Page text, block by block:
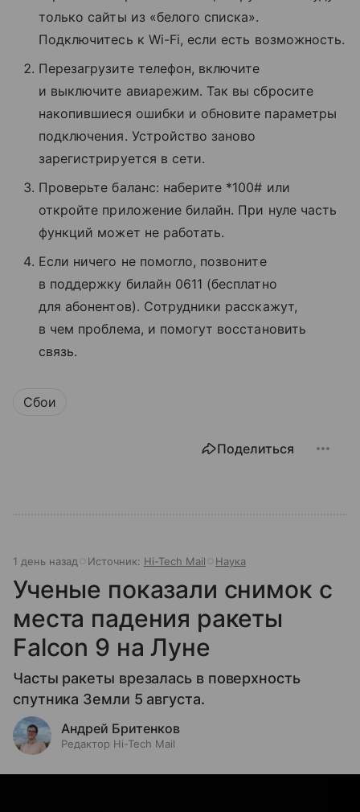
только сайты из «белого списка».
Подключитесь к Wi-Fi, если есть возможность.
Перезагрузите телефон, включите
и выключите авиарежим. Так вы сбросите
накопившиеся ошибки и обновите параметры
подключения. Устройство заново
зарегистрируется в сети.
Проверьте баланс: наберите *100# или
откройте приложение билайн. При нуле часть
функций может не работать.
Если ничего не помогло, позвоните
в поддержку билайн 0611 (бесплатно
для абонентов). Сотрудники расскажут,
в чем проблема, и помогут восстановить
связь.
Сбои
Поделиться
1 день назад Источник: Hi-Tech Mail Наука
Ученые показали снимок с
места падения ракеты
Falcon 9 на Луне
Часты ракеты врезалась в поверхность
спутника Земли 5 августа.
Андрей Бритенков
Редактор Hi-Tech Mail